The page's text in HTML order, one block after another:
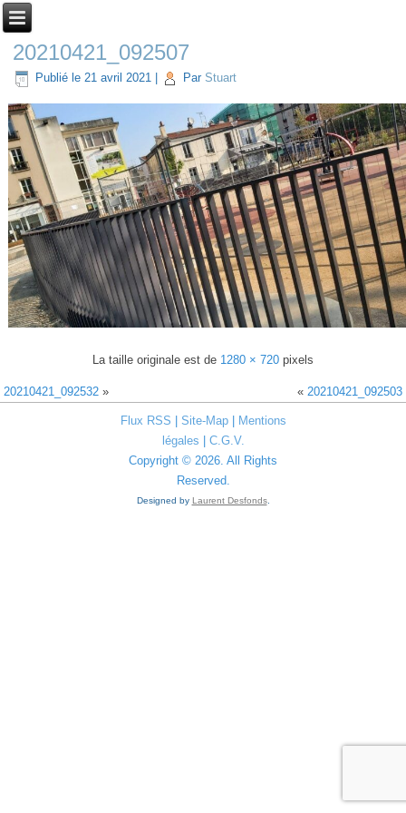
20210421_092507
Publié le 21 avril 2021 Par Stuart
La taille originale est de 1280 × 720 pixels
20210421_092532 » « 20210421_092503
Flux RSS | Site-Map| Mentions
légales | C.G.V.
Copyright © 2026. All Rights
Reserved.
Designed by Laurent Desfonds.